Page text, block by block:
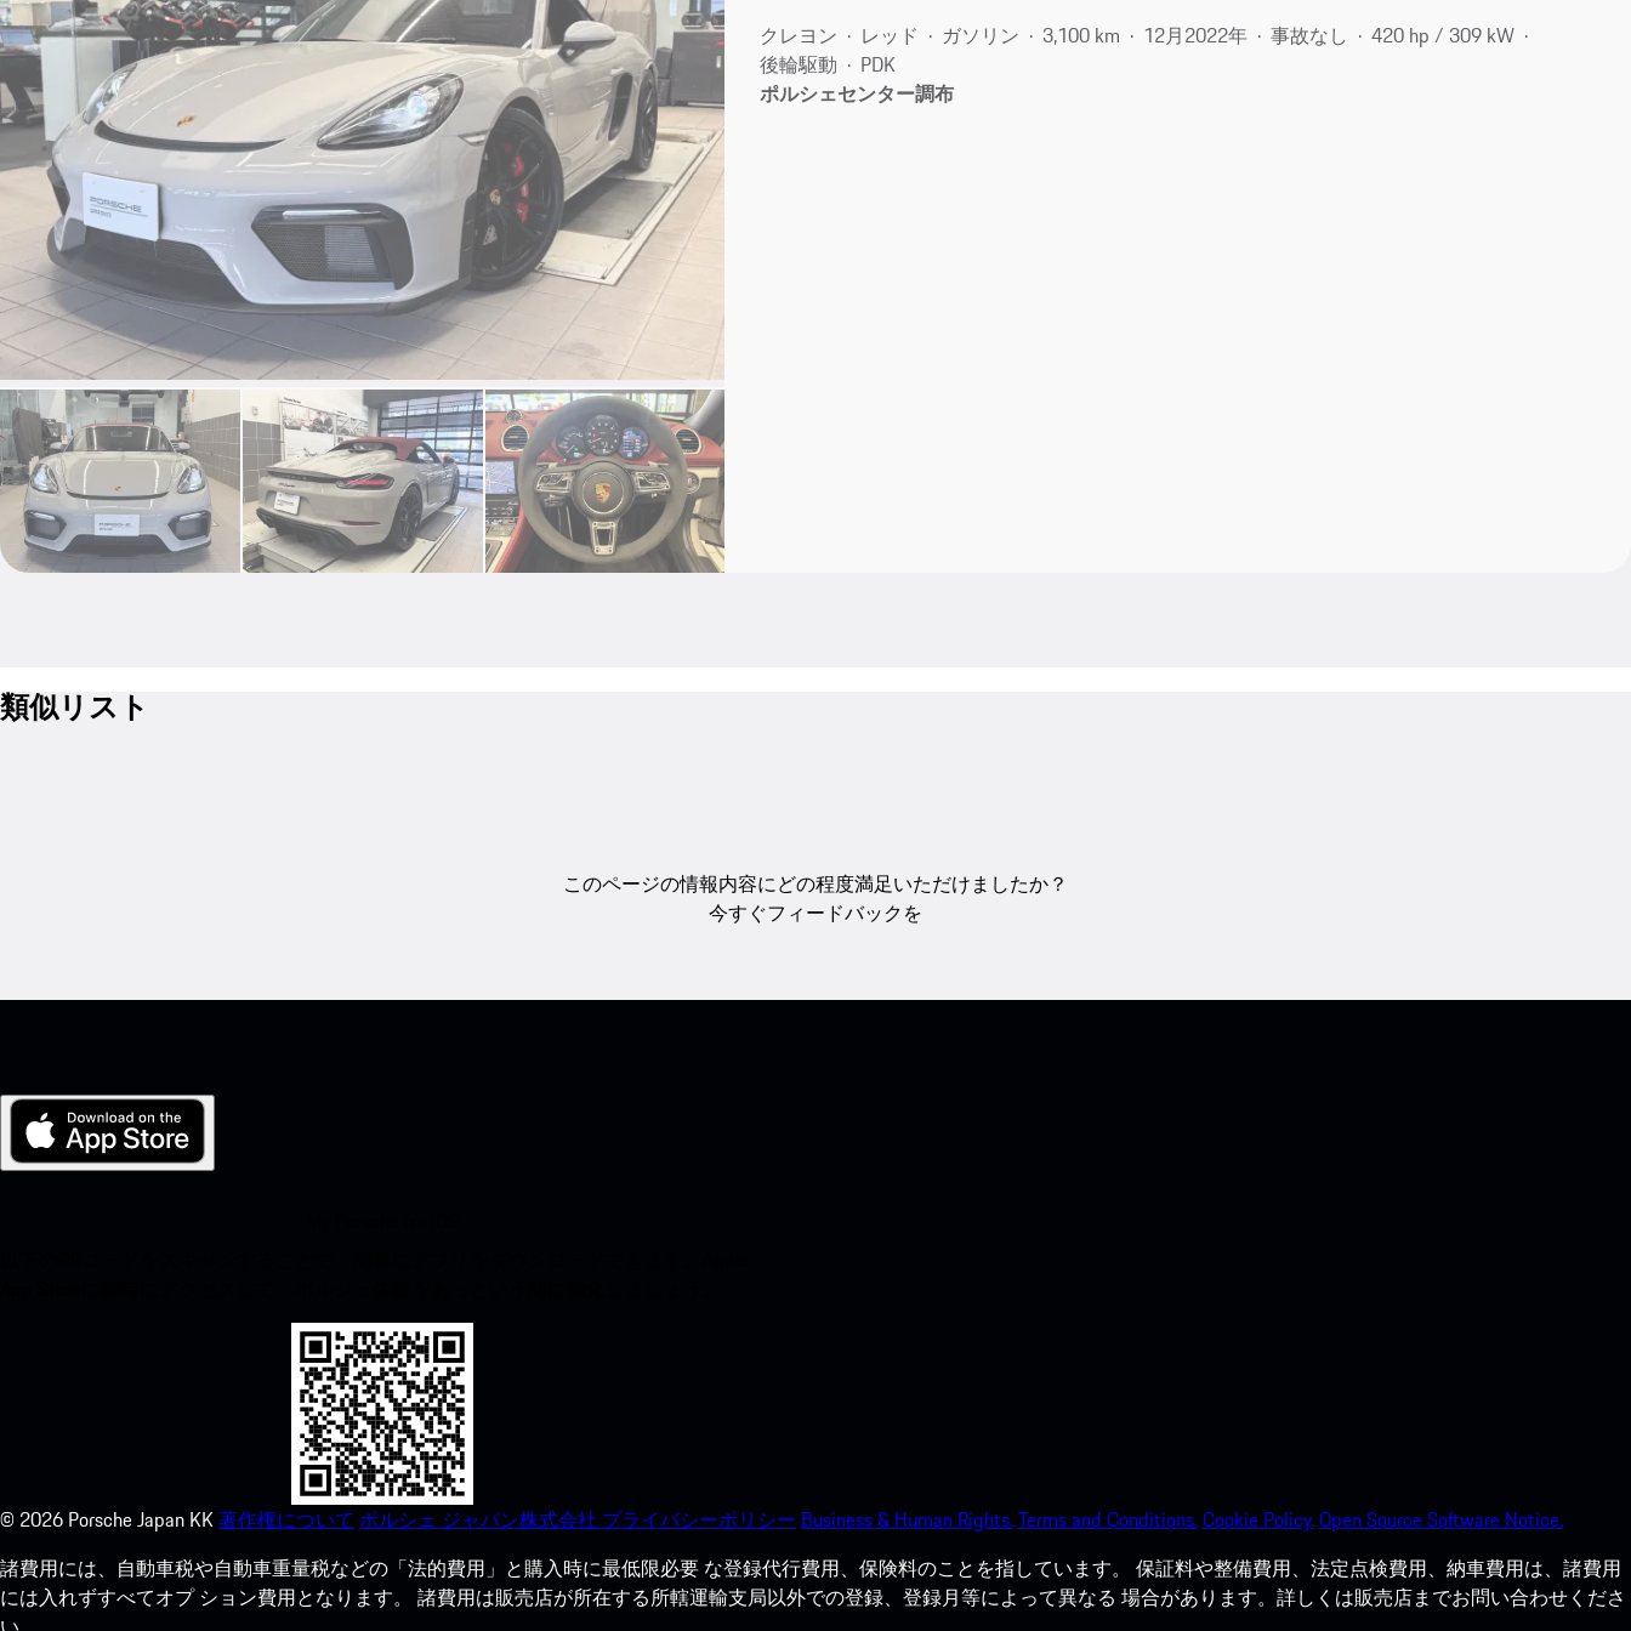
クレヨン レッド ガソリン 3,100 km 12月​2022年 事故なし
420 hp / 309 kW
後輪駆動
PDK
ポルシェセンター調布
類似リスト
このページの情報内容にどの程度満足いただけましたか？
今すぐフィードバックを
© 2026 Porsche Japan KK著作権について ポルシェ ジャパン株式会社 プライバシーポリシー Business & Human Rights.Terms and Conditions.Cookie Policy.Open Source Software Notice.
諸費用には、自動車税や自動車重量税などの「法的費用」と購入時に最低限必要 な登録代行費用、保険料のことを指しています。 保証料や整備費用、法定点検費用、納車費用は、諸費用
には入れずすべてオプ ション費用となります。 諸費用は販売店が所在する所轄運輸支局以外での登録、登録月等によって異なる 場合があります。詳しくは販売店までお問い合わせくださ